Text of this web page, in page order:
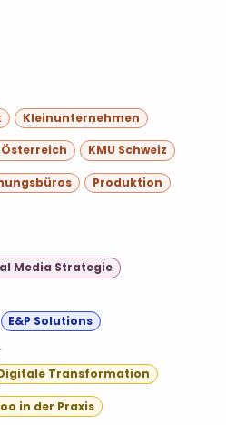
Kleinunternehmen
Österreich KMU Schweiz
Produktion
Media Strategie
E&P Solutions
Transformation
in der Praxis